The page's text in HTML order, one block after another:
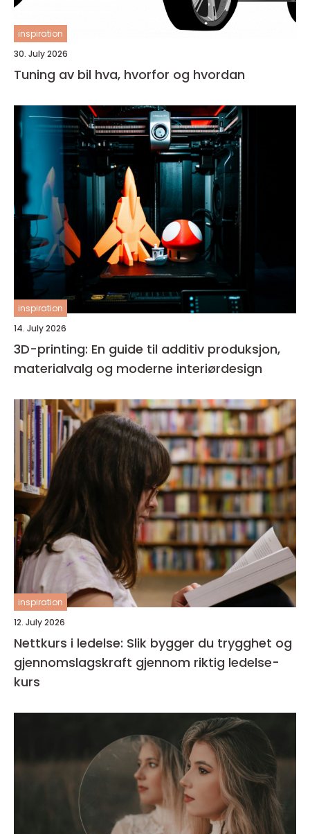
inspiration
30. July 2026
Tuning av bil hva, hvorfor og hvordan
inspiration
14. July 2026
3D-printing: En guide til additiv produksjon,
materialvalg og moderne interiørdesign
inspiration
12. July 2026
Nettkurs i ledelse: Slik bygger du trygghet og
gjennomslagskraft gjennom riktig ledelse-
kurs